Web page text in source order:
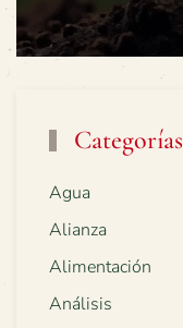
Categorías
Agua
Alianza
Alimentación
Análisis